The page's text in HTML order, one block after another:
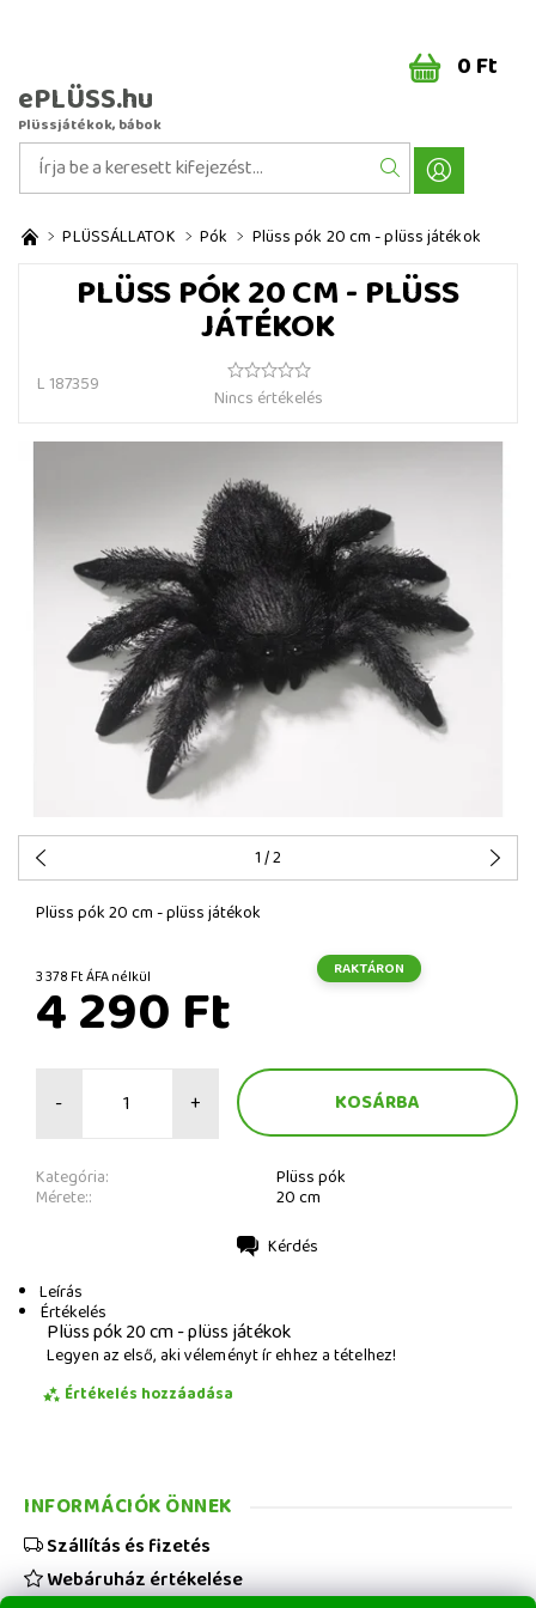
ePLÜSS.hu
Plüssjátékok, bábok
0 Ft
PLÜSSÁLLATOK Pók Plüss pók 20 cm - plüss játékok
PLÜSS PÓK 20 CM - PLÜSS
JÁTÉKOK
L 187359
Nincs értékelés
1/ 2
Plüss pók 20 cm - plüss játékok
3 378 Ft ÁFA nélkül RAKTÁRON
4 290 Ft
- +
Kategória: Plüss pók
Mérete:: 20 cm
Kérdés
Leírás
Értékelés
Plüss pók 20 cm - plüss játékok
Legyen az első, aki véleményt ír ehhez a tételhez!
Értékelés hozzáadása
INFORMÁCIÓK ÖNNEK
Szállítás és fizetés
Webáruház értékelése